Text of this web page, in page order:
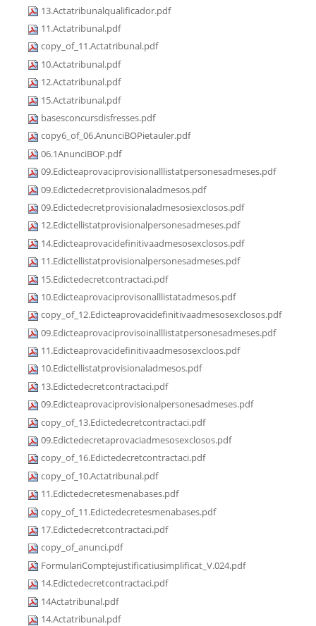
13.Actatribunalqualificador.pdf
11.Actatribunal.pdf
copy_of_11.Actatribunal.pdf
10.Actatribunal.pdf
12.Actatribunal.pdf
15.Actatribunal.pdf
basesconcursdisfresses.pdf
copy6_of_06.AnunciBOPietauler.pdf
06.1AnunciBOP.pdf
09.Edicteaprovaciprovisionalllistatpersonesadmeses.pdf
09.Edictedecretprovisionaladmesos.pdf
09.Edictedecretprovisionaladmesosiexclosos.pdf
12.Edictellistatprovisionalpersonesadmeses.pdf
14.Edicteaprovacidefinitivaadmesosexclosos.pdf
11.Edictellistatprovisionalpersonesadmeses.pdf
15.Edictedecretcontractaci.pdf
10.Edicteaprovaciprovisonalllistatadmesos.pdf
copy_of_12.Edicteaprovacidefinitivaadmesosexclosos.pdf
09.Edicteaprovaciprovisoinalllistatpersonesadmeses.pdf
11.Edicteaprovacidefinitivaadmesosexcloos.pdf
10.Edictellistatprovisionaladmesos.pdf
13.Edictedecretcontractaci.pdf
09.Edicteaprovaciprovisionalpersonesadmeses.pdf
copy_of_13.Edictedecretcontractaci.pdf
09.Edictedecretaprovaciadmesosexclosos.pdf
copy_of_16.Edictedecretcontractaci.pdf
copy_of_10.Actatribunal.pdf
11.Edictedecretesmenabases.pdf
copy_of_11.Edictedecretesmenabases.pdf
17.Edictedecretcontractaci.pdf
copy_of_anunci.pdf
FormulariComptejustificatiusimplificat_V.024.pdf
14.Edictedecretcontractaci.pdf
14Actatribunal.pdf
14.Actatribunal.pdf